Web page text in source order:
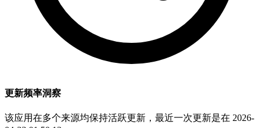
更新频率洞察
该应用在多个来源均保持活跃更新，最近一次更新是在 2026-